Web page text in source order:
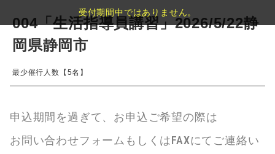
004「生活指導員講習」2026/5/22静
岡県静岡市
最少催行人数【5名】
申込期間を過ぎて、お申込ご希望の際は
お問い合わせフォームもしくはFAXにてご連絡い
受付期間中ではありません。